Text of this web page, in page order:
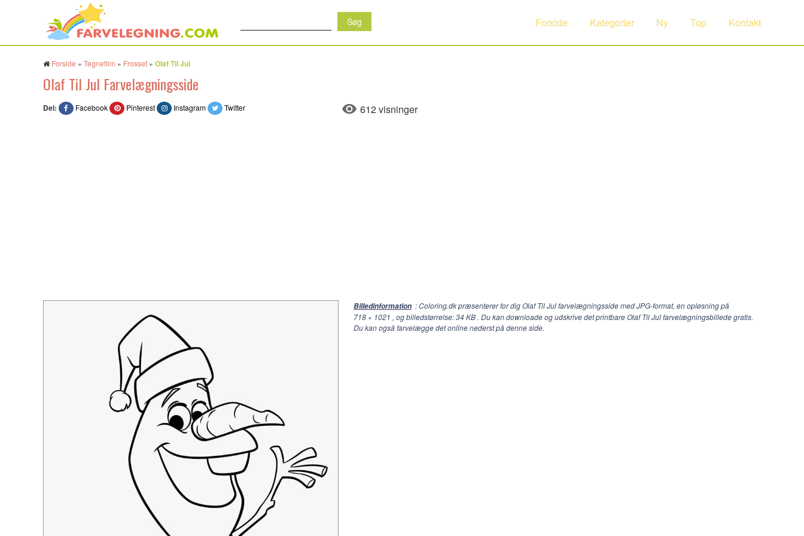
Forside Kategorier Ny Top Kontakt
Forside » Tegnefilm » Frosset » Olaf Til Jul
Olaf Til Jul Farvelægningsside
Del: Facebook Pinterest Instagram Twitter 612 visninger
Billedinformation : Coloring.dk præsenterer for dig Olaf Til Jul farvelægningsside med JPG-format, en opløsning på
718 × 1021 , og billedstørrelse: 34 KB . Du kan downloade og udskrive det printbare Olaf Til Jul farvelægningsbillede gratis.
Du kan også farvelægge det online nederst på denne side.